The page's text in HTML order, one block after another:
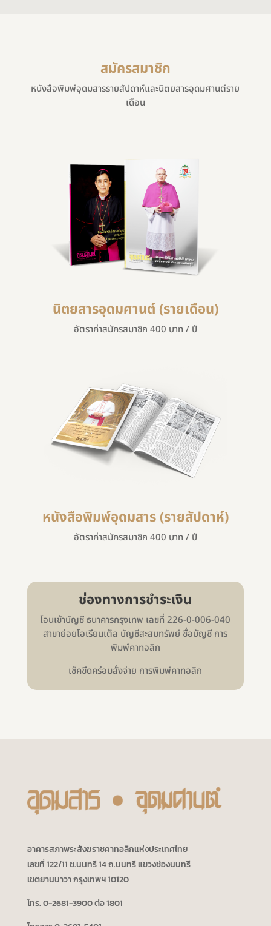
สมัครสมาชิก
หนังสือพิมพ์อุดมสารรายสัปดาห์และนิตยสารอุดมศานต์ราย
เดือน
นิตยสารอุดมศานต์ (รายเดือน)
อัตราค่าสมัครสมาชิก 400 บาท / ปี
หนังสือพิมพ์อุดมสาร (รายสัปดาห์)
อัตราค่าสมัครสมาชิก 400 บาท / ปี
ช่องทางการชำระเงิน
โอนเข้าบัญชี ธนาคารกรุงเทพ เลขที่ 226-0-006-040
สาขาย่อยโอเรียนเต็ล บัญชีสะสมทรัพย์ ชื่อบัญชี การ
พิมพ์คาทอลิก
เช็คขีดคร่อมสั่งจ่าย การพิมพ์คาทอลิก
อาคารสภาพระสังฆราชคาทอลิกแห่งประเทศไทย
เลขที่ 122/11 ซ.นนทรี 14 ถ.นนทรี แขวงช่องนนทรี
เขตยานนาวา กรุงเทพฯ 10120
โทร. 0-2681-3900 ต่อ 1801